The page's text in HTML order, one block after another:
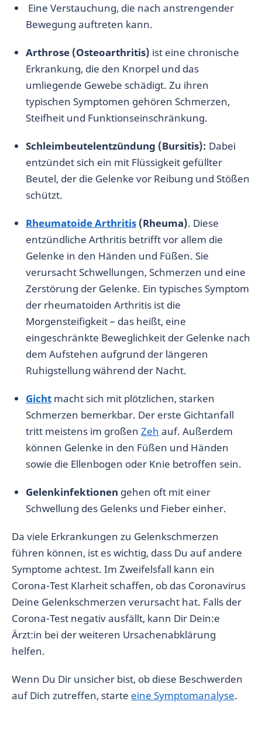
Eine Verstauchung, die nach anstrengender
Bewegung auftreten kann.
Arthrose (Osteoarthritis) ist eine chronische
Erkrankung, die den Knorpel und das
umliegende Gewebe schädigt. Zu ihren
typischen Symptomen gehören Schmerzen,
Steifheit und Funktionseinschränkung.
Schleimbeutelentzündung (Bursitis): Dabei
entzündet sich ein mit Flüssigkeit gefüllter
Beutel, der die Gelenke vor Reibung und Stößen
schützt.
Rheumatoide Arthritis (Rheuma). Diese
entzündliche Arthritis betrifft vor allem die
Gelenke in den Händen und Füßen. Sie
verursacht Schwellungen, Schmerzen und eine
Zerstörung der Gelenke. Ein typisches Symptom
der rheumatoiden Arthritis ist die
Morgensteifigkeit – das heißt, eine
eingeschränkte Beweglichkeit der Gelenke nach
dem Aufstehen aufgrund der längeren
Ruhigstellung während der Nacht.
Gicht macht sich mit plötzlichen, starken
Schmerzen bemerkbar. Der erste Gichtanfall
tritt meistens im großen Zeh auf. Außerdem
können Gelenke in den Füßen und Händen
sowie die Ellenbogen oder Knie betroffen sein.
Gelenkinfektionen gehen oft mit einer
Schwellung des Gelenks und Fieber einher.
Da viele Erkrankungen zu Gelenkschmerzen
führen können, ist es wichtig, dass Du auf andere
Symptome achtest. Im Zweifelsfall kann ein
Corona-Test Klarheit schaffen, ob das Coronavirus
Deine Gelenkschmerzen verursacht hat. Falls der
Corona-Test negativ ausfällt, kann Dir Dein:e
Ärzt:in bei der weiteren Ursachenabklärung
helfen.
Wenn Du Dir unsicher bist, ob diese Beschwerden
auf Dich zutreffen, starte eine Symptomanalyse.